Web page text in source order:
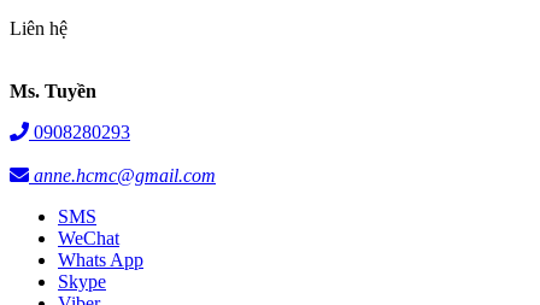
Liên hệ
Ms. Tuyền
0908280293
anne.hcmc@gmail.com
SMS
WeChat
Whats App
Skype